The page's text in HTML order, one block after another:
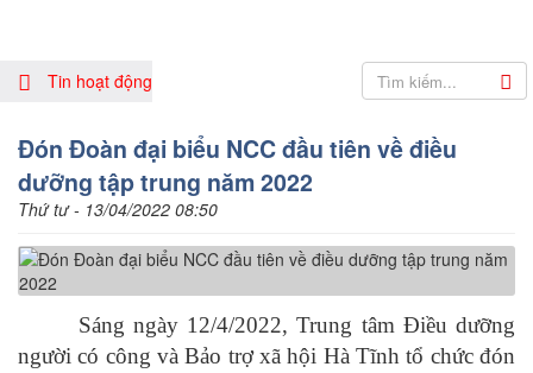
Tin hoạt động
Đón Đoàn đại biểu NCC đầu tiên về điều
dưỡng tập trung năm 2022
Thứ tư - 13/04/2022 08:50
Sáng ngày 12/4/2022, Trung tâm Điều dưỡng
người có công và Bảo trợ xã hội Hà Tĩnh tổ chức đón